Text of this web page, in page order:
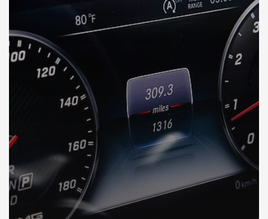
DÉCOUVREZ VOTRE INSPECTION AUTO en Australie